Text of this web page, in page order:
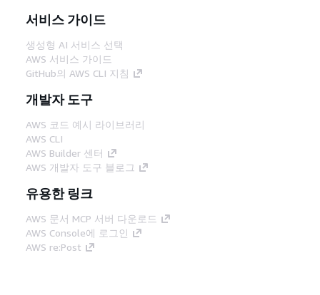
서비스 가이드
생성형 AI 서비스 선택
AWS 서비스 가이드
GitHub의 AWS CLI 지침
개발자 도구
AWS 코드 예시 라이브러리
AWS CLI
AWS Builder 센터
AWS 개발자 도구 블로그
유용한 링크
AWS 문서 MCP 서버 다운로드
AWS Console에 로그인
AWS re:Post